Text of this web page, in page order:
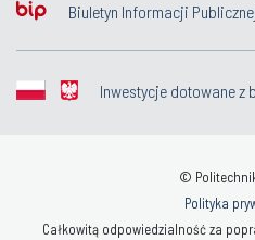
Biuletyn Informacji
Inwestycje dotowane z
©
Polityka
Całkowitą odpowiedzialność za